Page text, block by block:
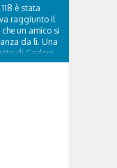
è stata
raggiunto il
un amico si
da lì. Una
di Cadore